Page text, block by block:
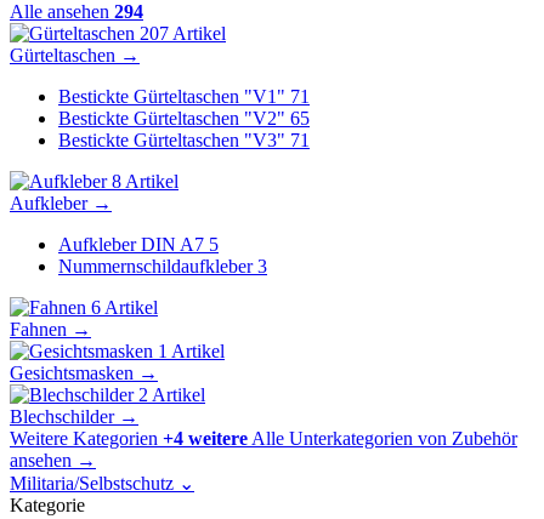
Alle ansehen 294
207 Artikel
Gürteltaschen →
Bestickte Gürteltaschen "V1" 71
Bestickte Gürteltaschen "V2" 65
Bestickte Gürteltaschen "V3" 71
8 Artikel
Aufkleber →
Aufkleber DIN A7 5
Nummernschildaufkleber 3
6 Artikel
Fahnen →
1 Artikel
Gesichtsmasken →
2 Artikel
Blechschilder →
Weitere Kategorien +4 weitere Alle Unterkategorien von Zubehör
ansehen →
Militaria/Selbstschutz ⌄
Kategorie